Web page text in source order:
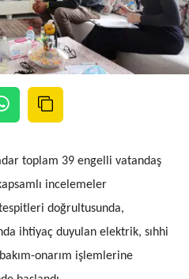
toplam 39 engelli vatandaş
incelemeler
doğrultusunda,
ihtiyaç duyulan elektrik, sıhhi
onarım işlemlerine